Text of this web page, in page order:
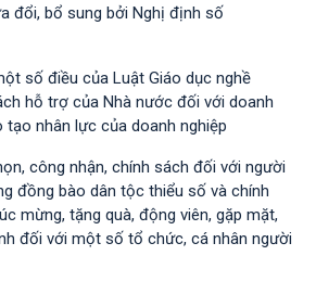
đổi, bổ sung bởi Nghị định số
số điều của Luật Giáo dục nghề
hỗ trợ của Nhà nước đối với doanh
tạo nhân lực của doanh nghiệp
công nhận, chính sách đối với người
đồng bào dân tộc thiểu số và chính
mừng, tặng quà, động viên, gặp mặt,
đối với một số tổ chức, cá nhân người